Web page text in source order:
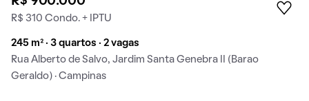
R$ 310 Condo. + IPTU
245 m² · 3 quartos · 2 vagas
Rua Alberto de Salvo, Jardim Santa Genebra II (Barao
Geraldo) · Campinas